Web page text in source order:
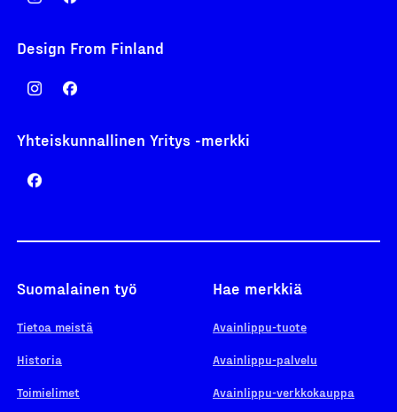
Design From Finland
Yhteiskunnallinen Yritys -merkki
Suomalainen työ
Tietoa meistä
Historia
Toimielimet
Hae merkkiä
Avainlippu-tuote
Avainlippu-palvelu
Avainlippu-verkkokauppa